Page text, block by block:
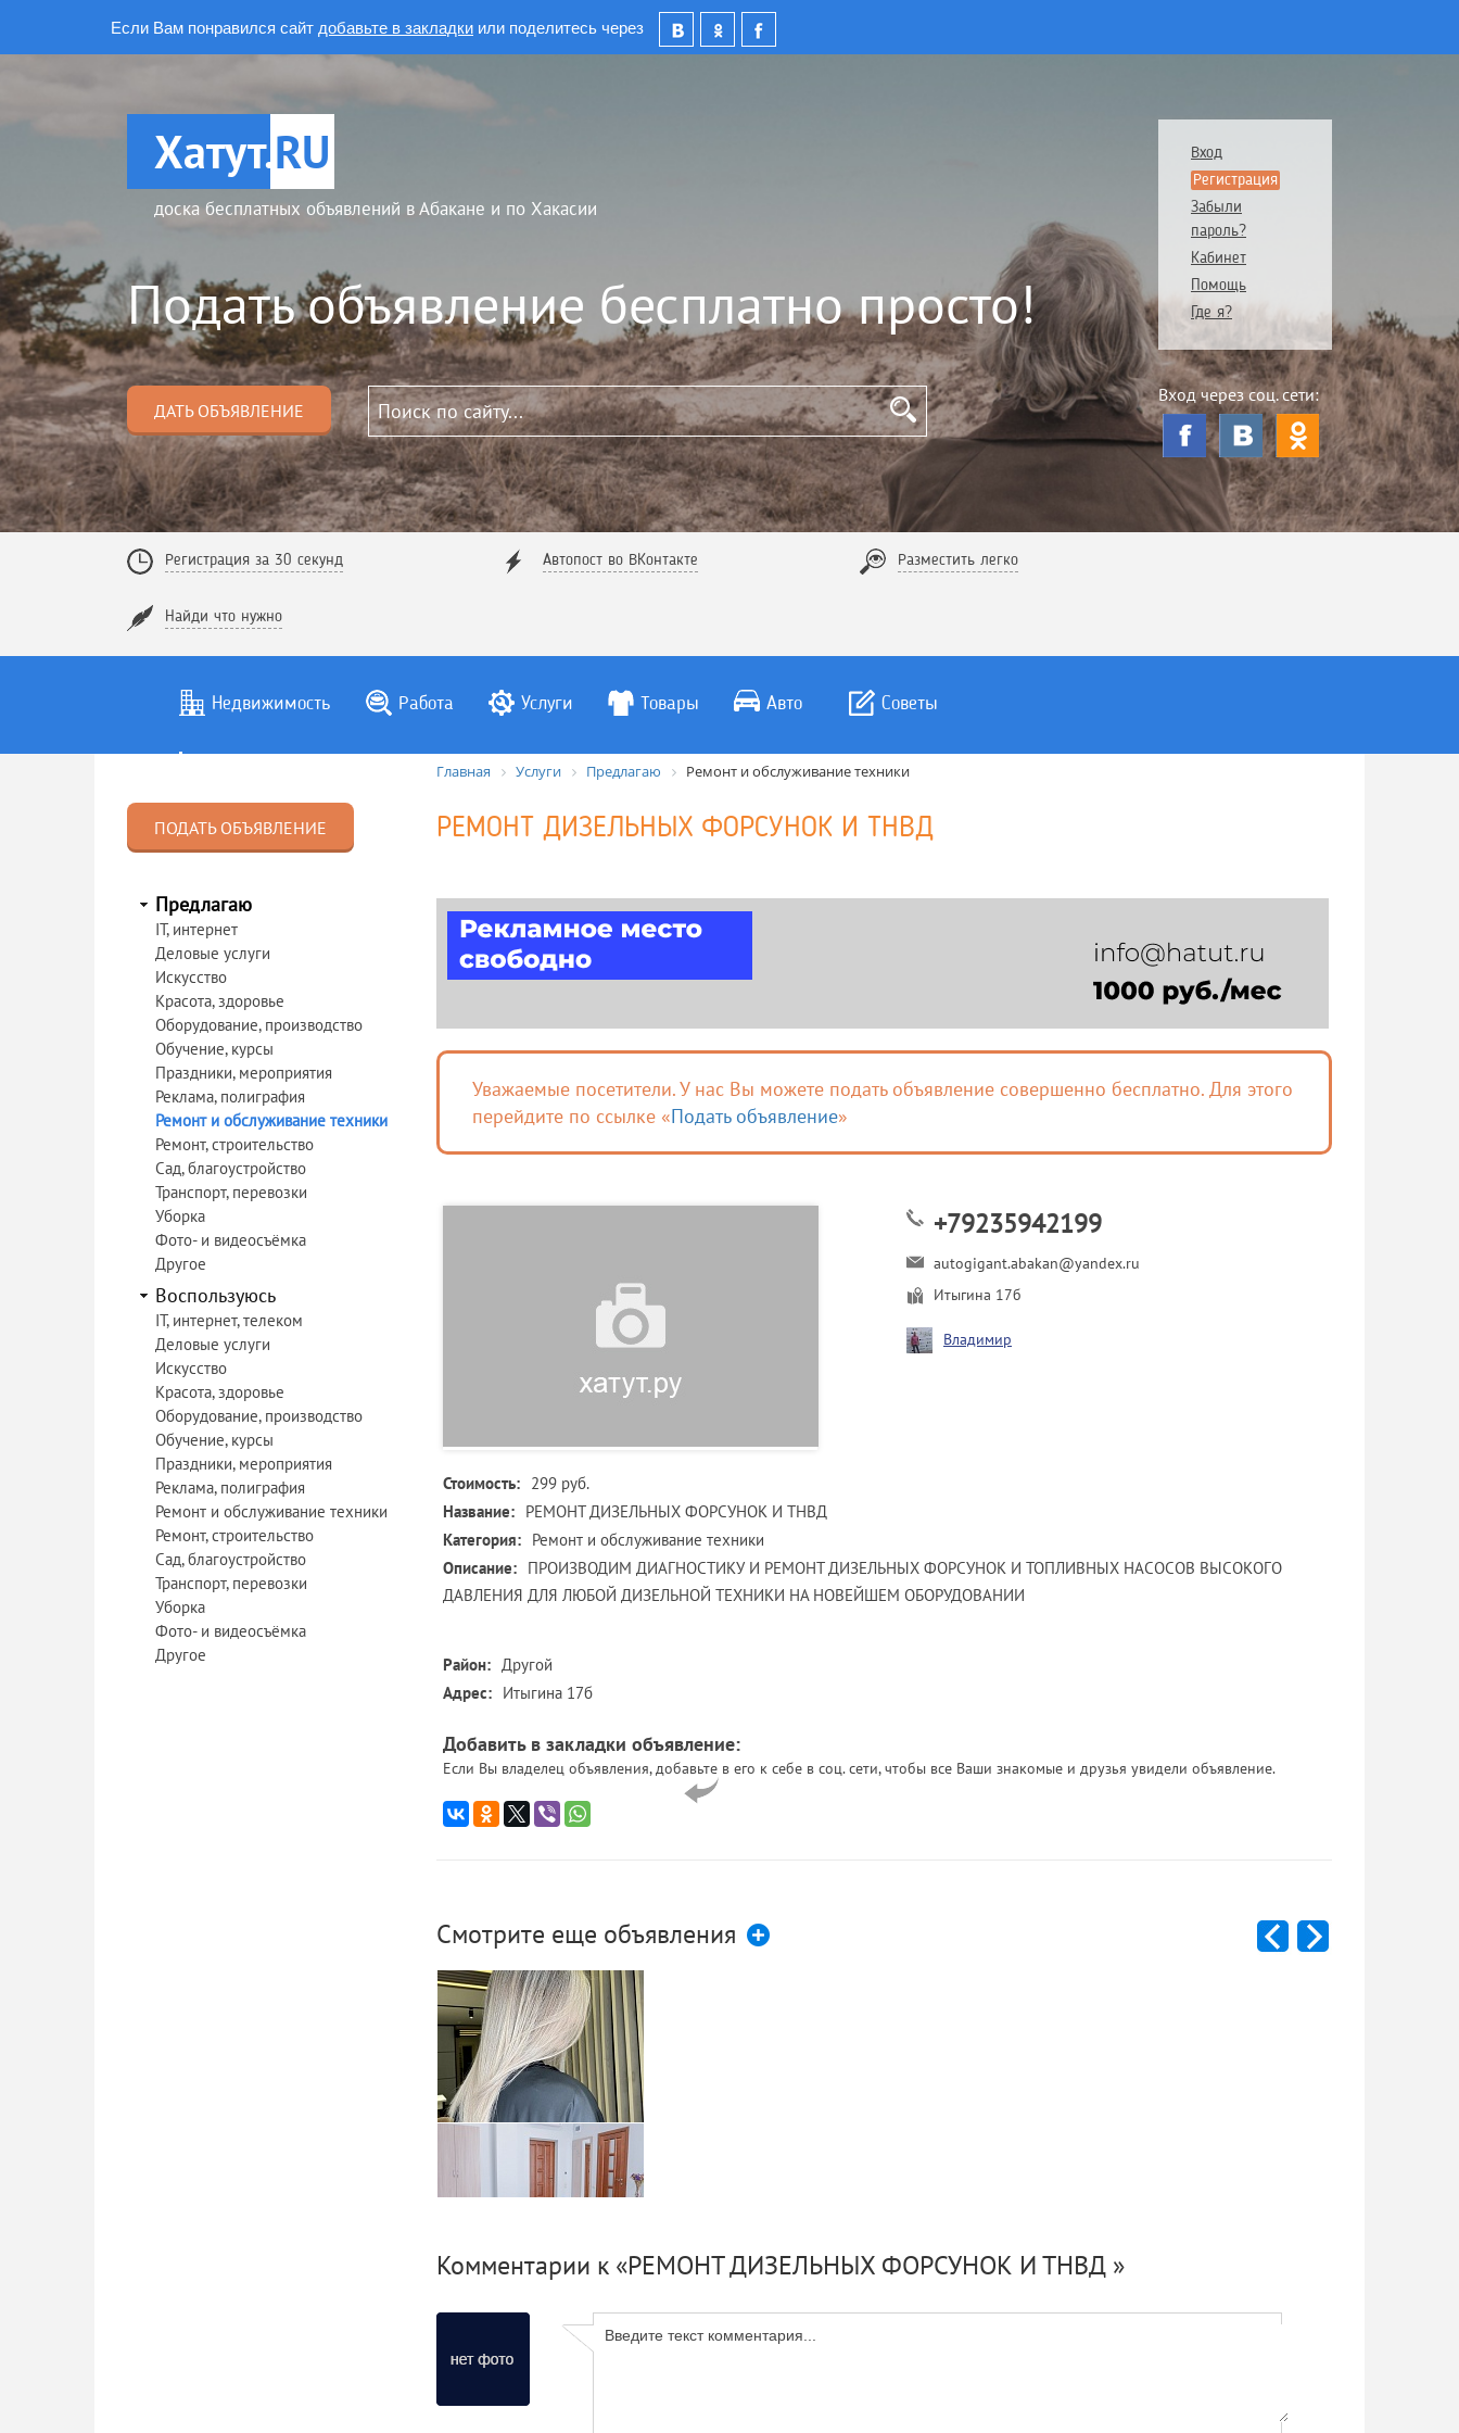
Если Вам понравился сайт добавьте в закладки или поделитесь через
Хатут.RU
доска бесплатных объявлений в Абакане и по Хакасии
Подать объявление бесплатно просто!
ДАТЬ ОБЪЯВЛЕНИЕ
Вход
Регистрация
Забыли
пароль?
Кабинет
Помощь
Где я?
Вход через соц. сети:
Регистрация за 30 секунд Автопост во ВКонтакте Разместить легко
Найди что нужно
Недвижимость Работа Услуги Товары Авто Советы
ПОДАТЬ ОБЪЯВЛЕНИЕ
Предлагаю
IT, интернет
Деловые услуги
Искусство
Красота, здоровье
Оборудование, производство
Обучение, курсы
Праздники, мероприятия
Реклама, полиграфия
Ремонт и обслуживание техники
Ремонт, строительство
Сад, благоустройство
Транспорт, перевозки
Уборка
Фото- и видеосъёмка
Другое
Воспользуюсь
IT, интернет, телеком
Деловые услуги
Искусство
Красота, здоровье
Оборудование, производство
Обучение, курсы
Праздники, мероприятия
Реклама, полиграфия
Ремонт и обслуживание техники
Ремонт, строительство
Сад, благоустройство
Транспорт, перевозки
Уборка
Фото- и видеосъёмка
Другое
Главная Услуги Предлагаю Ремонт и обслуживание техники
РЕМОНТ ДИЗЕЛЬНЫХ ФОРСУНОК И ТНВД
Уважаемые посетители. У нас Вы можете подать объявление совершенно бесплатно. Для этого
перейдите по ссылке «Подать объявление»
+79235942199
autogigant.abakan@yandex.ru
Итыгина 17б
Владимир
Стоимость: 299 руб.
Название: РЕМОНТ ДИЗЕЛЬНЫХ ФОРСУНОК И ТНВД
Категория: Ремонт и обслуживание техники
Описание: ПРОИЗВОДИМ ДИАГНОСТИКУ И РЕМОНТ ДИЗЕЛЬНЫХ ФОРСУНОК И ТОПЛИВНЫХ НАСОСОВ ВЫСОКОГО
ДАВЛЕНИЯ ДЛЯ ЛЮБОЙ ДИЗЕЛЬНОЙ ТЕХНИКИ НА НОВЕЙШЕМ ОБОРУДОВАНИИ
Район: Другой
Адрес: Итыгина 17б
Добавить в закладки объявление:
Если Вы владелец объявления, добавьте в его к себе в соц. сети, чтобы все Ваши знакомые и друзья увидели объявление.
Смотрите еще объявления
Колорист парикмахер
семейного отдыха - Spitaki
Комментарии к «РЕМОНТ ДИЗЕЛЬНЫХ ФОРСУНОК И ТНВД »